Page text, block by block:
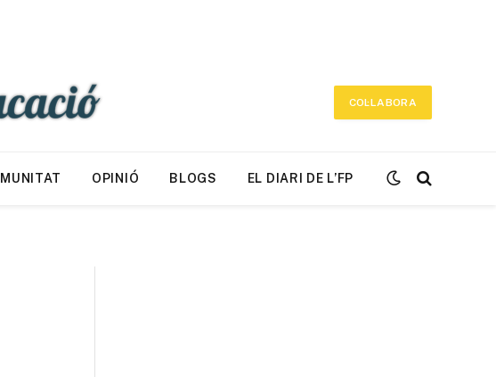
COL·LABORA
OPINIÓ BLOGS EL DIARI DE L’FP